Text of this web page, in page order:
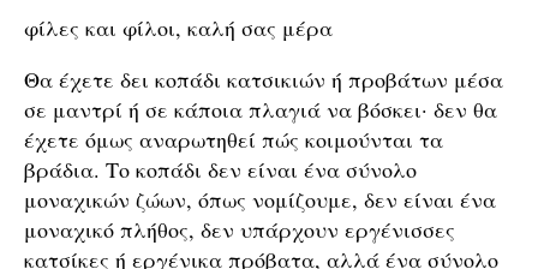
φίλες και φίλοι, καλή σας μέρα
Θα έχετε δει κοπάδι κατσικιών ή προβάτων μέσα
σε μαντρί ή σε κάποια πλαγιά να βόσκει· δεν θα
έχετε όμως αναρωτηθεί πώς κοιμούνται τα
βράδια. Το κοπάδι δεν είναι ένα σύνολο
μοναχικών ζώων, όπως νομίζουμε, δεν είναι ένα
μοναχικό πλήθος, δεν υπάρχουν εργένισσες
κατσίκες ή εργένικα πρόβατα, αλλά ένα σύνολο